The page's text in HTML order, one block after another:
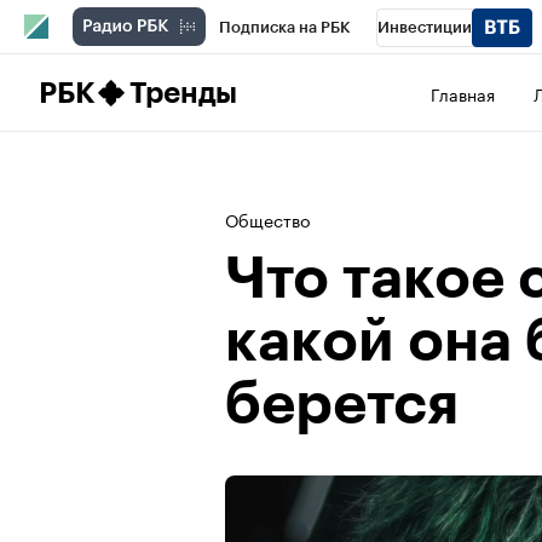
Подписка на РБК Инвестиции
РБК Тренды Главная
Общество
Что такое
какой она
берется